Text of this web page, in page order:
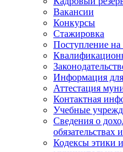
Вакансии
Конкурсы
Стажировка
Поступление
Информация для
Аттестация
Контактная
Учебные
Сведения о
обязательствах
Кодексы этики